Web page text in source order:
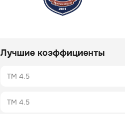
Лучшие коэффициенты
ТМ 4.5
ТМ 4.5